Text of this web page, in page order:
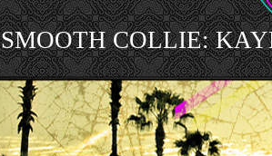
SMOOTH COLLIE: